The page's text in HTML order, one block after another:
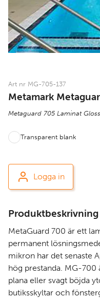
Art nr MG-705-137
Metamark
Metaguard 705 Laminat Gloss
Transparent blank
Logga in
Produktbeskrivning
MetaGuard 700 är ett
permanent
mikron har det senaste
hög prestanda. MG-
plana eller svagt böjda
butiksskyltar och